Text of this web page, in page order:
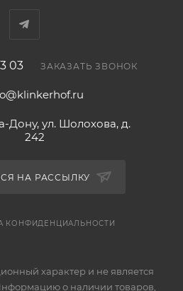
03 ЗАКАЗАТЬ ЗВОНОК
Дону, ул. Шолохова, д.
242
НА РАССЫЛКУ
КОНФИДЕНЦИАЛЬНОСТИ
характер и не является
о наличии товаров,